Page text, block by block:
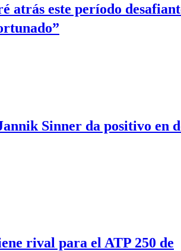
atrás este período
Sinner da positivo en
rival para el ATP 250 de